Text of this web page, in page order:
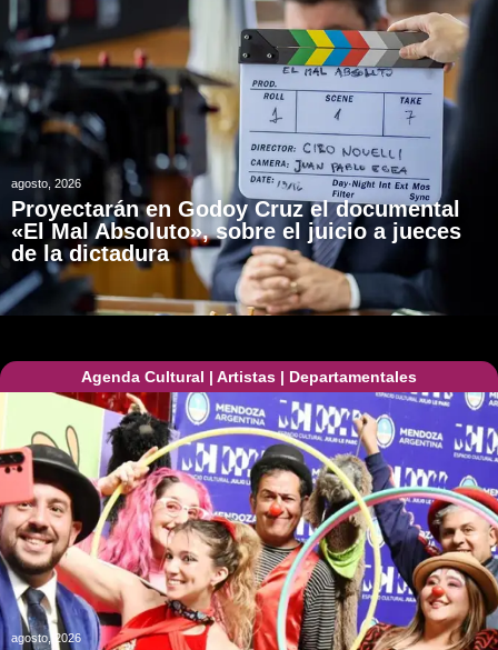
agosto, 2026
Proyectarán en Godoy Cruz el documental
«El Mal Absoluto», sobre el juicio a jueces
de la dictadura
Agenda Cultural | Artistas | Departamentales
agosto, 2026